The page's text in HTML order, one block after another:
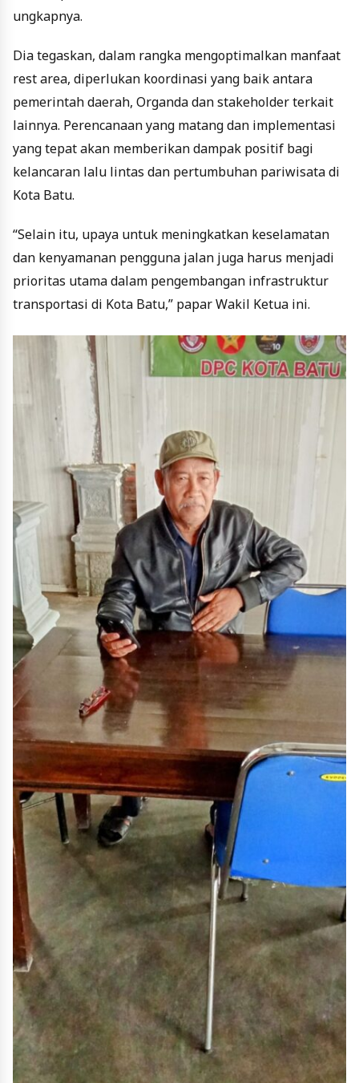
ungkapnya.
Dia tegaskan, dalam rangka mengoptimalkan manfaat
rest area, diperlukan koordinasi yang baik antara
pemerintah daerah, Organda dan stakeholder terkait
lainnya. Perencanaan yang matang dan implementasi
yang tepat akan memberikan dampak positif bagi
kelancaran lalu lintas dan pertumbuhan pariwisata di
Kota Batu.
“Selain itu, upaya untuk meningkatkan keselamatan
dan kenyamanan pengguna jalan juga harus menjadi
prioritas utama dalam pengembangan infrastruktur
transportasi di Kota Batu,” papar Wakil Ketua ini.